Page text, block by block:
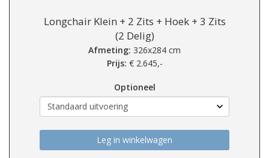
Longchair Klein + 2 Zits + Hoek + 3 Zits
(2 Delig)
Afmeting: 326x284 cm
Prijs: € 2.645,-
Optioneel
Leg in winkelwagen